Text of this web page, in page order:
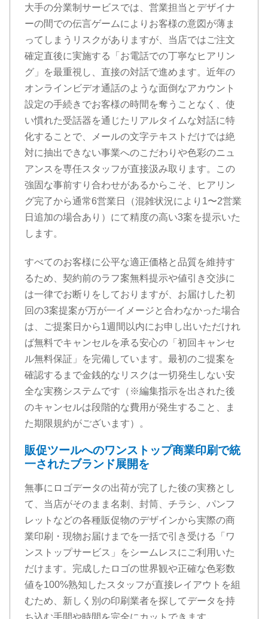
大手の分業制サービスでは、営業担当とデザイナ
ーの間での伝言ゲームによりお客様の意図が薄ま
ってしまうリスクがありますが、当店ではご注文
確定直後に実施する「お電話での丁寧なヒアリン
グ」を最重視し、直接の対話で進めます。近年の
オンラインビデオ通話のような面倒なアカウント
設定の手続きでお客様の時間を奪うことなく、使
い慣れた受話器を通じたリアルタイムな対話に特
化することで、メールの文字テキストだけでは絶
対に抽出できない事業へのこだわりや色彩のニュ
アンスを専任スタッフが直接汲み取ります。この
強固な事前すり合わせがあるからこそ、ヒアリン
グ完了から通常6営業日（混雑状況により1〜2営業
日追加の場合あり）にて精度の高い3案を提示いた
します。
すべてのお客様に公平な適正価格と品質を維持す
るため、契約前のラフ案無料提示や値引き交渉に
は一律でお断りをしておりますが、お届けした初
回の3案提案が万が一イメージと合わなかった場合
は、ご提案日から1週間以内にお申し出いただけれ
ば無料でキャンセルを承る安心の「初回キャンセ
ル無料保証」を完備しています。最初のご提案を
確認するまで金銭的なリスクは一切発生しない安
全な実務システムです（※編集指示を出された後
のキャンセルは段階的な費用が発生すること、ま
た期限規約がございます）。
販促ツールへのワンストップ商業印刷で統
一されたブランド展開を
無事にロゴデータの出荷が完了した後の実務とし
て、当店がそのまま名刺、封筒、チラシ、パンフ
レットなどの各種販促物のデザインから実際の商
業印刷・現物お届けまでを一括で引き受ける「ワ
ンストップサービス」をシームレスにご利用いた
だけます。完成したロゴの世界観や正確な色彩数
値を100%熟知したスタッフが直接レイアウトを組
むため、新しく別の印刷業者を探してデータを持